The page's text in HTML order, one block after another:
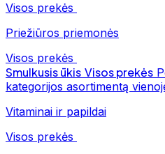
Visos prekės
Priežiūros priemonės
Visos prekės
Smulkusis ūkis Visos prekės
kategorijos asortimentą
Vitaminai ir papildai
Visos prekės